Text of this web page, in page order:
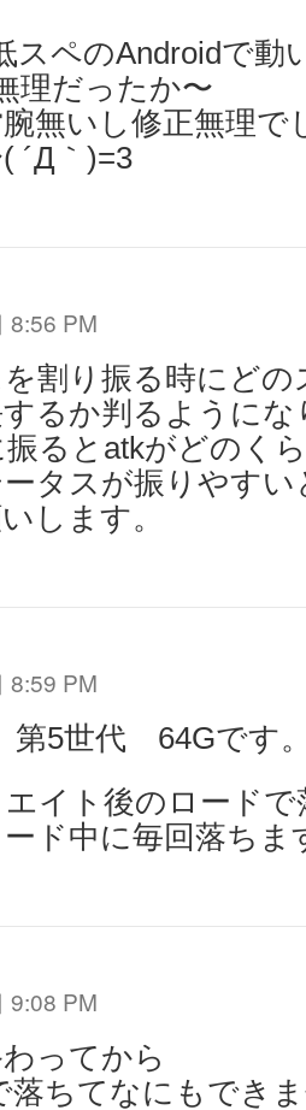
スペのAndroidで動
理だったか〜
無いし修正無理で
´Д｀)=3
8:56 PM
割り振る時にど
るか判るように
るとatkがどのく
タスが振りやすい
します。
8:59 PM
第5世代 64Gです
イト後のロード
ド中に毎回落ちま
9:08 PM
ってから
落ちてなにもでき